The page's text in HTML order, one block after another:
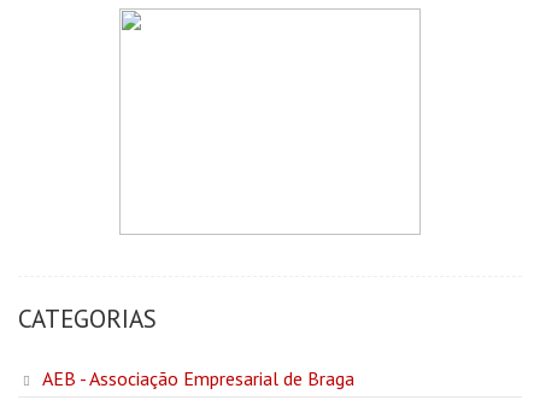
CATEGORIAS
AEB - Associação Empresarial de Braga